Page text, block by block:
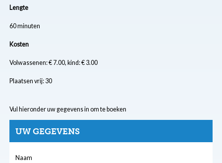
Lengte
60 minuten
Kosten
Volwassenen: € 7.00, kind: € 3.00
Plaatsen vrij: 30
Vul hieronder uw gegevens in om te boeken
UW GEGEVENS
Naam